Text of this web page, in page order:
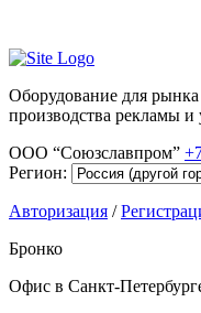
Оборудование для
производства рекламы и
ООО “Союзславпром”
Регион:
Авторизация /
Бронко
Офис в Санкт-